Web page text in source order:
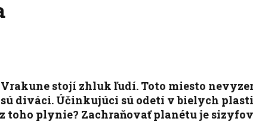
stojí zhluk ľudí. Toto miesto
diváci. Účinkujúci sú odetí v bielych
toho plynie? Zachraňovať planétu je